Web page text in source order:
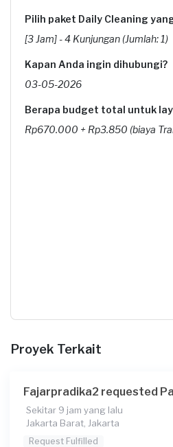
Pilih paket Daily Cleaning
[3 Jam] - 4 Kunjungan (Jumlah: 1)
Kapan Anda ingin dihubungi?
03-05-2026
Berapa budget total untuk
Rp670.000 + Rp3.850 (biaya
Proyek Terkait
Fajarpradika2 requested
Sekitar 9 jam yang lalu
Jakarta Barat, Jakarta
Request Fulfilled